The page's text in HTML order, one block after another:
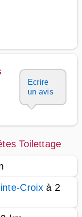
Ecrire
un avis
Toilettage
Croixà 2